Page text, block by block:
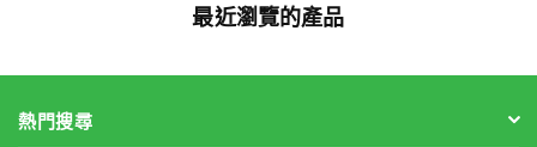
最近瀏覽的產品
熱門搜尋